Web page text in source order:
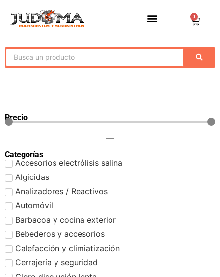
0
Precio
—
Categorías
Accesorios electrólisis salina
Algicidas
Analizadores / Reactivos
Automóvil
Barbacoa y cocina exterior
Bebederos y accesorios
Calefacción y climiatización
Cerrajería y seguridad